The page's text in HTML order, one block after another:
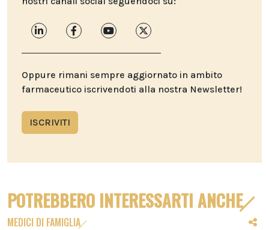
Oppure rimani sempre aggiornato in ambito
farmaceutico iscrivendoti alla nostra Newsletter!
ISCRIVITI
POTREBBERO INTERESSARTI ANCHE
MEDICI DI FAMIGLIA